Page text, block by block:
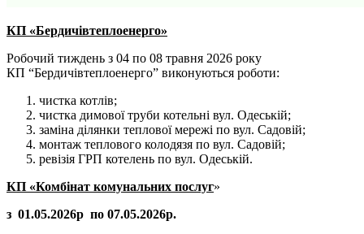
КП «Бердичівтеплоенерго»
Робочий тиждень з 04 по 08 травня 2026 року
КП “Бердичівтеплоенерго” виконуються роботи:
чистка котлів;
чистка димової труби котельні вул. Одеській;
заміна ділянки теплової мережі по вул. Садовій;
монтаж теплового колодязя по вул. Садовій;
ревізія ГРП котелень по вул. Одеській.
КП «Комбінат комунальних послуг»
з 01.05.2026р по 07.05.2026р.